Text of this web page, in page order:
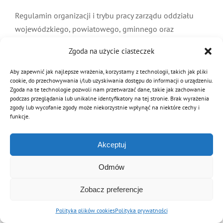
Zgoda na użycie ciasteczek
Aby zapewnić jak najlepsze wrażenia, korzystamy z technologii, takich jak pliki
cookie, do przechowywania i/lub uzyskiwania dostępu do informacji o urządzeniu.
Zgoda na te technologie pozwoli nam przetwarzać dane, takie jak zachowanie
podczas przeglądania lub unikalne identyfikatory na tej stronie. Brak wyrażenia
zgody lub wycofanie zgody może niekorzystnie wpłynąć na niektóre cechy i
funkcje.
Akceptuj
Odmów
Zobacz preferencje
Polityka plików cookiesPolityka prywatności
Symbole
MDP i DDP
PNWM
Kultura
Floriany
Historia
System OSP
Poradnik
Sklep
Regulamin organizacji i trybu pracy zarządu oddziału
wojewódzkiego, powiatowego, gminnego oraz
powiatowego, gminnego Związku OSP RP (PDF)
Czytaj dalej
© Copyright 2012 - 2026 | Związek OSP RP
Archiwalna wersja strony